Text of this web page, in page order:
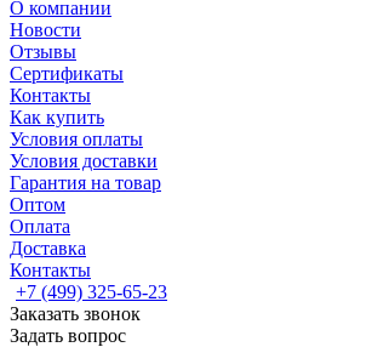
О компании
Новости
Отзывы
Сертификаты
Контакты
Как купить
Условия оплаты
Условия доставки
Гарантия на товар
Оптом
Оплата
Доставка
Контакты
+7 (499) 325-65-23
Заказать звонок
Задать вопрос